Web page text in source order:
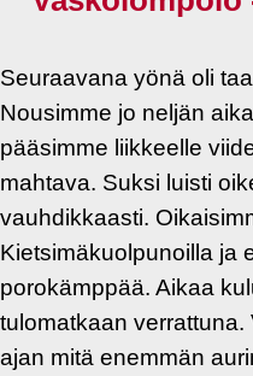
Seuraavana yönä oli
Nousimme jo neljän
pääsimme liikkeelle
mahtava. Suksi luisti
vauhdikkaasti.
Kietsimäkuolpunoilla ja
porokämppää. Aikaa
tulomatkaan
ajan mitä enemmän